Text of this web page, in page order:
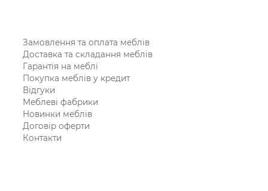
Замовлення та оплата меблів
Доставка та складання меблів
Гарантія на меблі
Покупка меблів у кредит
Відгуки
Меблеві фабрики
Новинки меблів
Договір оферти
Контакти